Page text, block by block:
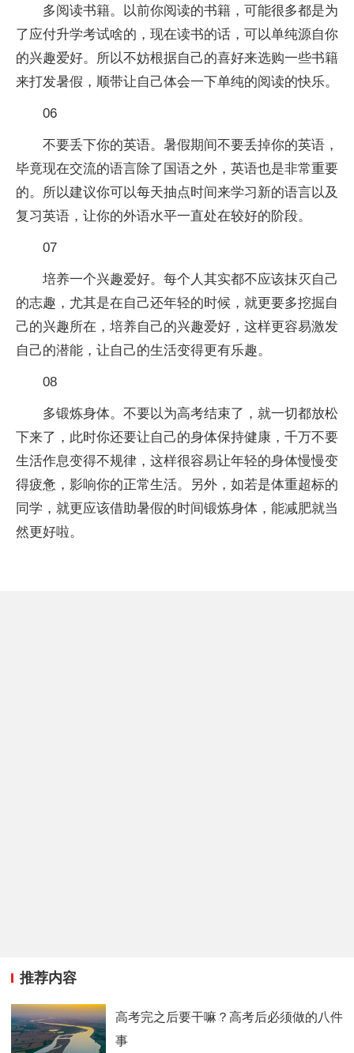
多阅读书籍。以前你阅读的书籍，可能很多都是为
了应付升学考试啥的，现在读书的话，可以单纯源自你
的兴趣爱好。所以不妨根据自己的喜好来选购一些书籍
来打发暑假，顺带让自己体会一下单纯的阅读的快乐。
06
不要丢下你的英语。暑假期间不要丢掉你的英语，
毕竟现在交流的语言除了国语之外，英语也是非常重要
的。所以建议你可以每天抽点时间来学习新的语言以及
复习英语，让你的外语水平一直处在较好的阶段。
07
培养一个兴趣爱好。每个人其实都不应该抹灭自己
的志趣，尤其是在自己还年轻的时候，就更要多挖掘自
己的兴趣所在，培养自己的兴趣爱好，这样更容易激发
自己的潜能，让自己的生活变得更有乐趣。
08
多锻炼身体。不要以为高考结束了，就一切都放松
下来了，此时你还要让自己的身体保持健康，千万不要
生活作息变得不规律，这样很容易让年轻的身体慢慢变
得疲惫，影响你的正常生活。另外，如若是体重超标的
同学，就更应该借助暑假的时间锻炼身体，能减肥就当
然更好啦。
推荐内容
高考完之后要干嘛？高考后必须做的八件
事